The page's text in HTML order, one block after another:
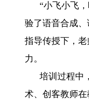
“小飞小飞，
验了语音合成
指导传授下，
力。
培训过程中，
术、创客教师